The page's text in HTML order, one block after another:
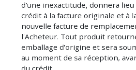
d'une inexactitude, donnera
crédit à la facture originale et à
nouvelle facture de
l'Acheteur. Tout produit
emballage d'origine et sera
au moment de sa réception,
du crédit.